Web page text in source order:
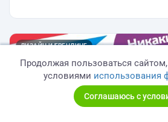
ДИЗАЙН И БРЕНДИНГ
Продолжая пользоваться
условиями использования
Соглашаюсь с